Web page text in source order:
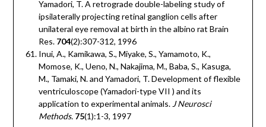
Yamadori, T. A retrograde double-labeling study of
ipsilaterally projecting retinal ganglion cells after
unilateral eye removal at birth in the albino rat Brain
Res. 704(2):307-312, 1996
Inui, A., Kamikawa, S., Miyake, S., Yamamoto, K.,
Momose, K., Ueno, N., Nakajima, M., Baba, S., Kasuga,
M., Tamaki, N. and Yamadori, T. Development of flexible
ventriculoscope (Yamadori-type VII ) and its
application to experimental animals. J Neurosci
Methods. 75(1):1-3, 1997